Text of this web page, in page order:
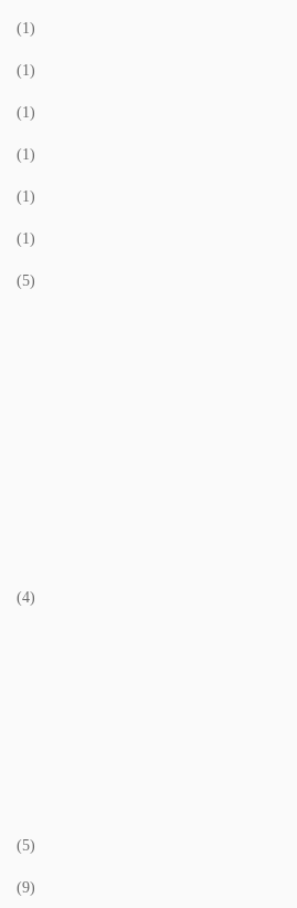
(1)
(1)
(1)
(1)
(1)
(1)
(5)
(4)
(5)
(9)